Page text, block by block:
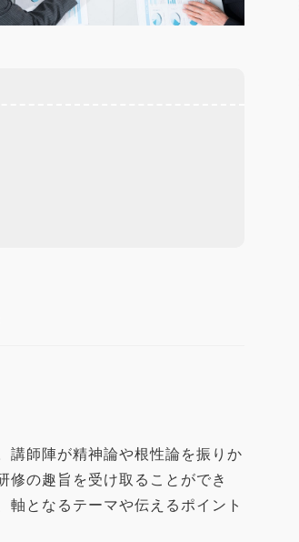
講師陣が精神論や根性論を振りか
修の趣旨を受け取ることができ
となるテーマや伝えるポイント